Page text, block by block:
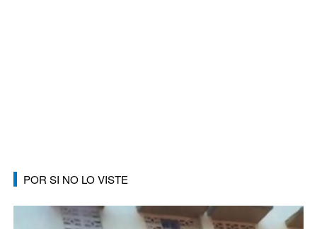
POR SI NO LO VISTE